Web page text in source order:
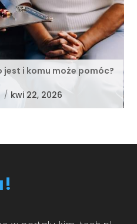
i komu może pomóc?
/ kwi 22, 2026